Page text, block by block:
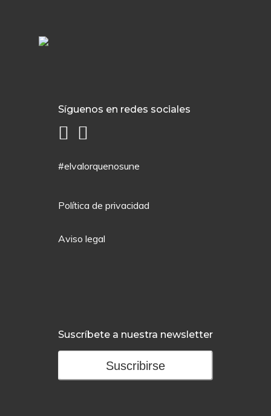
Síguenos en redes sociales
#elvalorquenosune
Política de privacidad
Aviso legal
Suscríbete a nuestra newsletter
Suscribirse